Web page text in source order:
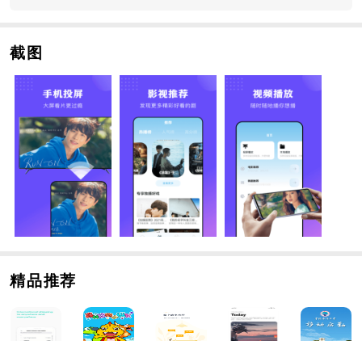
软件体验
1、智能投屏技术，靠谱FC网用户可以轻松将手机画面同
步投放到电视大屏。
2、视频解码引擎针对不同硬件配置进行优化，确保高清
视频流畅播放无卡顿。
3、手势播放控制方式让操作更加便捷，手指滑动即可调
节进度和音量。
截图
精品推荐